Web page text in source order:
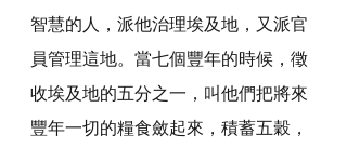
智慧的人，派他治理埃及地，又派官
員管理這地。當七個豐年的時候，徵
收埃及地的五分之一，叫他們把將來
豐年一切的糧食斂起來，積蓄五穀，